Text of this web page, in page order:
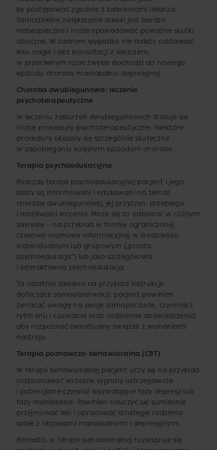
by postępować zgodnie z zaleceniami lekarza.
Samodzielne zwiększanie dawki jest bardzo
niebezpieczne i może spowodować poważne skutki
uboczne. W żadnym wypadku nie należy odstawiać
leku nagle i bez konsultacji z lekarzem,
w przeciwnym razie zwykle dochodzi do nowego
epizodu choroby maniakalno-depresyjnej.
Choroba dwubiegunowa: leczenie
psychoterapeutyczne
W leczeniu zaburzeń dwubiegunowych stosuje się
różne procedury psychoterapeutyczne. Niektóre
procedury okazały się szczególnie skuteczne
w zapobieganiu kolejnym epizodom choroby.
Terapia psychoedukacyjna
Podczas terapii psychoedukacyjnej pacjent i jego
bliscy są informowani i edukowani na temat
choroby dwubiegunowej, jej przyczyn, przebiegu
i możliwości leczenia. Może się to odbywać w różnym
zakresie – na przykład w formie ograniczonej
czasowo rozmowy informacyjnej w środowisku
indywidualnym lub grupowym („prosta
psychoedukacja”) lub jako szczegółowa
i interaktywna psychoedukacja.
Ta ostatnia zawiera na przykład instrukcje
dotyczące samoobserwacji: pacjent powinien
zwracać uwagę na swoje samopoczucie, czynności,
rytm snu i czuwania oraz codzienne doświadczenia,
aby rozpoznać ewentualny związek z wahaniami
nastroju.
Terapia poznawczo-behawioralna (CBT)
W terapii behawioralnej pacjent uczy się na przykład
rozpoznawać wczesne sygnały ostrzegawcze
i potencjalne czynniki wyzwalające fazy depresji lub
fazy maniakalne. Powinien nauczyć się sumiennie
przyjmować leki i opracować strategie radzenia
sobie z objawami maniakalnymi i depresyjnymi.
Ponadto, w terapii behawioralnej rozwiązuje się